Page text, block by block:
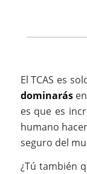
El TCAS es
dominarás
es que es
humano
seguro del
¿Tú también